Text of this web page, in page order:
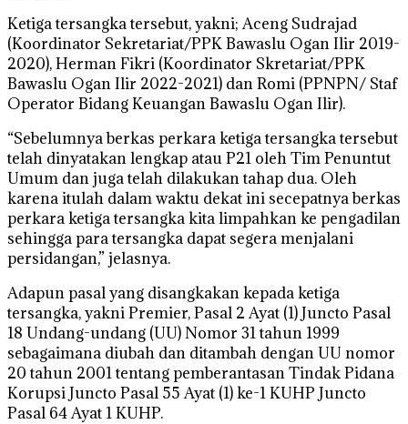
Ketiga tersangka tersebut, yakni; Aceng Sudrajad
(Koordinator Sekretariat/PPK Bawaslu Ogan Ilir 2019-
2020), Herman Fikri (Koordinator Skretariat/PPK
Bawaslu Ogan Ilir 2022-2021) dan Romi (PPNPN/ Staf
Operator Bidang Keuangan Bawaslu Ogan Ilir).
“Sebelumnya berkas perkara ketiga tersangka tersebut
telah dinyatakan lengkap atau P21 oleh Tim Penuntut
Umum dan juga telah dilakukan tahap dua. Oleh
karena itulah dalam waktu dekat ini secepatnya berkas
perkara ketiga tersangka kita limpahkan ke pengadilan
sehingga para tersangka dapat segera menjalani
persidangan,” jelasnya.
Adapun pasal yang disangkakan kepada ketiga
tersangka, yakni Premier, Pasal 2 Ayat (1) Juncto Pasal
18 Undang-undang (UU) Nomor 31 tahun 1999
sebagaimana diubah dan ditambah dengan UU nomor
20 tahun 2001 tentang pemberantasan Tindak Pidana
Korupsi Juncto Pasal 55 Ayat (1) ke-1 KUHP Juncto
Pasal 64 Ayat 1 KUHP.